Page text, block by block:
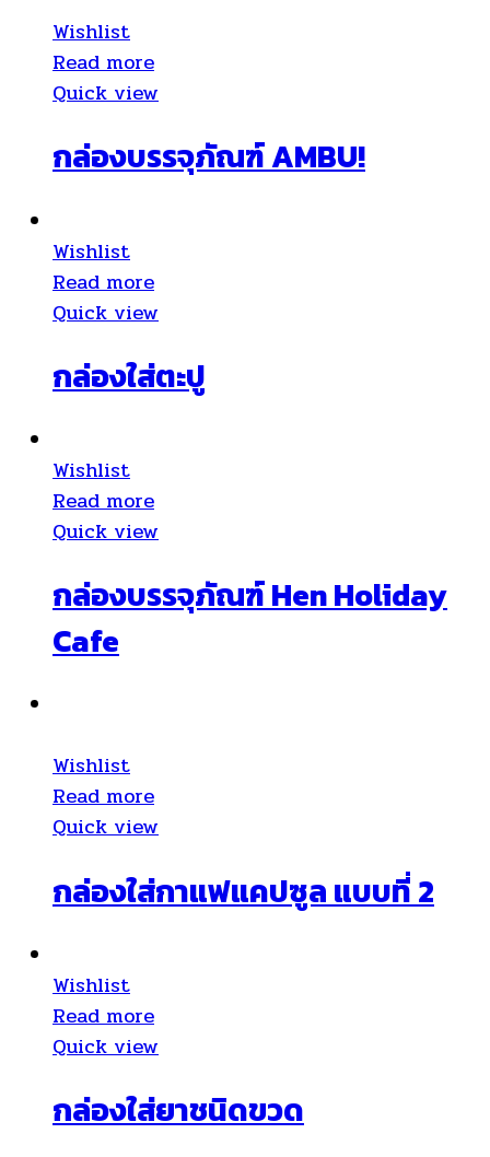
Wishlist
Read more
Quick view
กล่องบรรจุภัณฑ์ AMBU!
Wishlist
Read more
Quick view
กล่องใส่ตะปู
Wishlist
Read more
Quick view
กล่องบรรจุภัณฑ์ Hen Holiday
Cafe
Wishlist
Read more
Quick view
กล่องใส่กาแฟแคปซูล แบบที่ 2
Wishlist
Read more
Quick view
กล่องใส่ยาชนิดขวด